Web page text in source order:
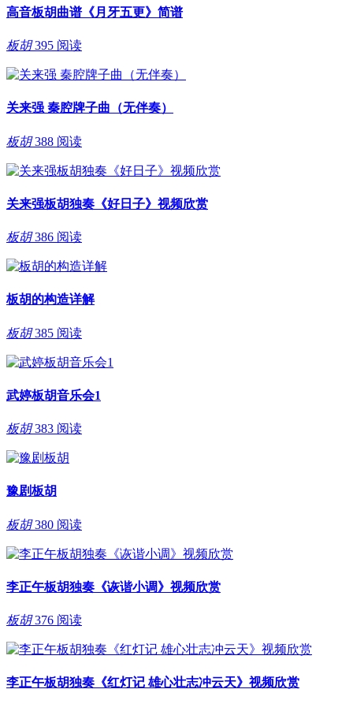
高音板胡曲谱《月牙五更》简谱
板胡 395 阅读
关来强 秦腔牌子曲（无伴奏）
板胡 388 阅读
关来强板胡独奏《好日子》视频欣赏
板胡 386 阅读
板胡的构造详解
板胡 385 阅读
武婷板胡音乐会1
板胡 383 阅读
豫剧板胡
板胡 380 阅读
李正午板胡独奏《诙谐小调》视频欣赏
板胡 376 阅读
李正午板胡独奏《红灯记 雄心壮志冲云天》视频欣赏